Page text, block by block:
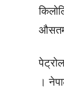
।